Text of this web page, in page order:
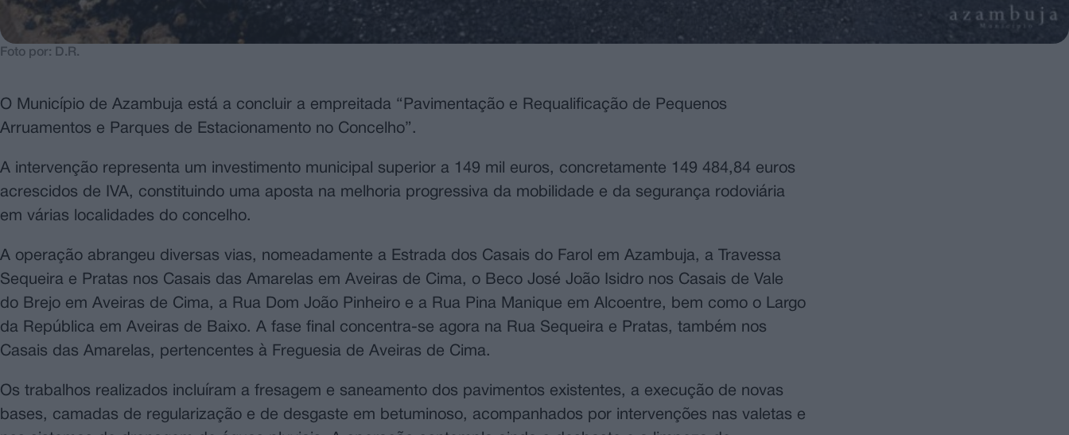
Foto por: D.R.
O Município de Azambuja está a concluir a empreitada “Pavimentação e Requalificação de Pequenos
Arruamentos e Parques de Estacionamento no Concelho”.
A intervenção representa um investimento municipal superior a 149 mil euros, concretamente 149 484,84 euros
acrescidos de IVA, constituindo uma aposta na melhoria progressiva da mobilidade e da segurança rodoviária
em várias localidades do concelho.
A operação abrangeu diversas vias, nomeadamente a Estrada dos Casais do Farol em Azambuja, a Travessa
Sequeira e Pratas nos Casais das Amarelas em Aveiras de Cima, o Beco José João Isidro nos Casais de Vale
do Brejo em Aveiras de Cima, a Rua Dom João Pinheiro e a Rua Pina Manique em Alcoentre, bem como o Largo
da República em Aveiras de Baixo. A fase final concentra-se agora na Rua Sequeira e Pratas, também nos
Casais das Amarelas, pertencentes à Freguesia de Aveiras de Cima.
Os trabalhos realizados incluíram a fresagem e saneamento dos pavimentos existentes, a execução de novas
bases, camadas de regularização e de desgaste em betuminoso, acompanhados por intervenções nas valetas e